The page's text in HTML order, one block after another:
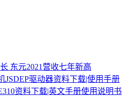
东元2021营收七年新高
JSDEP驱动器资料下载|使用手册
资料下载|英文手册使用说明书